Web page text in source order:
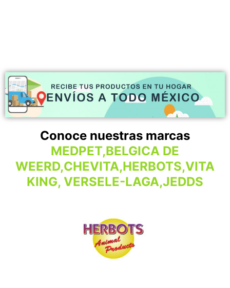
Conoce nuestras marcas
MEDPET,BELGICA DE
WEERD,CHEVITA,HERBOTS,VITA
KING, VERSELE-LAGA,JEDDS